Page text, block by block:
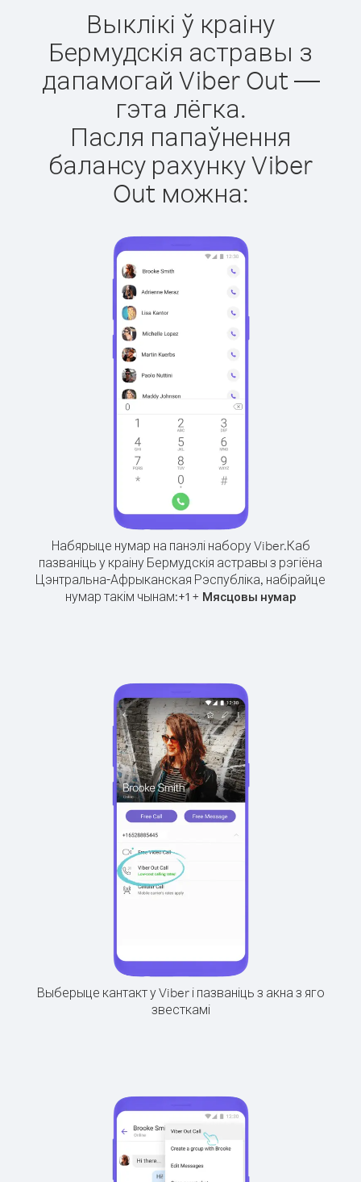
Выклікі ў краіну
Бермудскія астравы з
дапамогай Viber Out —
гэта лёгка.
Пасля папаўнення
балансу рахунку Viber
Out можна:
Набярыце нумар на панэлі набору Viber.Каб
пазваніць у краіну Бермудскія астравы з рэгіёна
Цэнтральна-Афрыканская Рэспубліка, набірайце
нумар такім чынам:+1+ Мясцовы нумар
Выберыце кантакт у Viber і пазваніць з акна з яго
звесткамі